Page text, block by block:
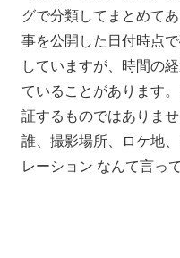
グで分類してまとめて
事を公開した日付時点
していますが、時間の
ていることがあります
証するものではありま
誰、撮影場所、ロケ地
レーション なんて言っ